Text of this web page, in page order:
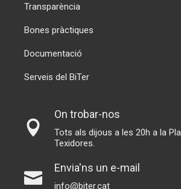
Transparència
Bones pràctiques
Documentació
Serveis del BiTer
On trobar-nos
Tots als dijous a les 20h a la
Texidores.
Envia'ns un e-mail
info@biter.cat